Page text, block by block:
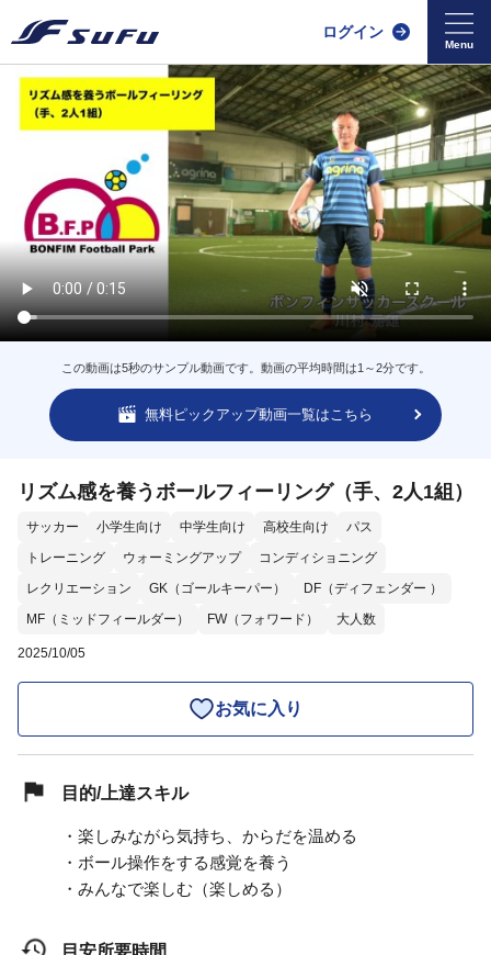
ログイン
この動画は5秒のサンプル動画です。動画の平均時間は1～2分です。
無料ピックアップ動画一覧はこちら
リズム感を養うボールフィーリング（手、2人1組）
サッカー 小学生向け 中学生向け 高校生向け
パス
トレーニング
ウォーミングアップ
コンディショニング
レクリエーション
GK（ゴールキーパー）
DF（ディフェンダー ）
MF（ミッドフィールダー）
FW（フォワード） 大人数
2025/10/05
お気に入り
目的/上達スキル
・楽しみながら気持ち、からだを温める
・ボール操作をする感覚を養う
・みんなで楽しむ（楽しめる）
目安所要時間